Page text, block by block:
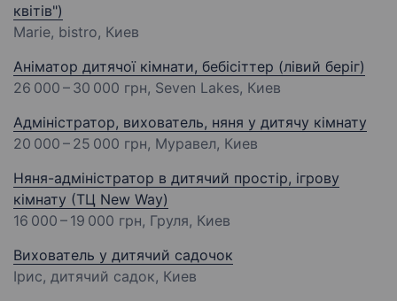
квітів")
Marie, bistro, Киев
Аніматор дитячої кімнати, бебісіттер (лівий беріг)
26 000 – 30 000 грн, Seven Lakes, Киев
Адміністратор, вихователь, няня у дитячу кімнату
20 000 – 25 000 грн, Муравел, Киев
Няня-адміністратор в дитячий простір, ігрову
кімнату (ТЦ New Way)
16 000 – 19 000 грн, Груля, Киев
Вихователь у дитячий садочок
Ірис, дитячий садок, Киев